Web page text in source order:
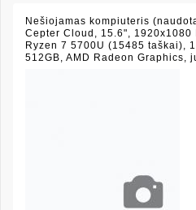
Nešiojamas kompiuteris
Cepter Cloud, 15.6", 1920x1080
Ryzen 7 5700U (15485 taškai),
512GB, AMD Radeon Graphics,